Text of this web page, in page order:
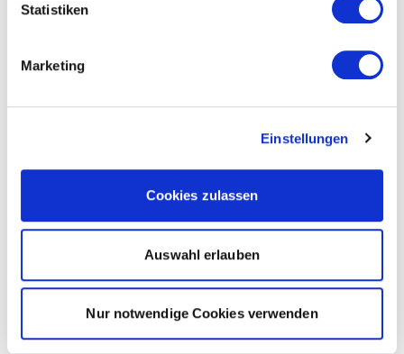
Statistiken
Marketing
Einstellungen
Cookies zulassen
Auswahl erlauben
Nur notwendige Cookies verwenden